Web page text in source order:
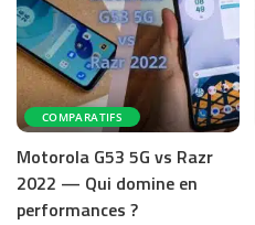
COMPARATIFS
Motorola G53 5G vs Razr
2022 — Qui domine en
performances ?